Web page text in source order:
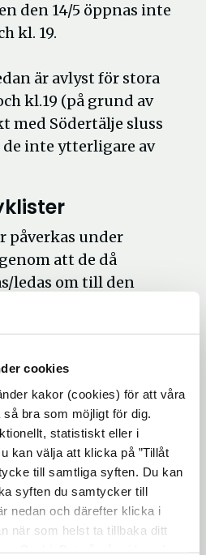
cookies
kakor (cookies) för att våra
bra som möjligt för dig.
statistiskt eller i
kan välja att klicka på ”Tillåt
till samtliga syften. Du kan
syften du samtycker till
nedan och därefter klicka i
när som helst ta tillbaka ditt
den 14/5 öppnas inte
kl. 19.
är avlyst för stora
kl.19 (på grund av
med Södertälje sluss
de inte ytterligare av
påverkas under
att de då
ledas om till den
vid
under arbetet,
i
nytt
fönster– 16 maj
22.00 och den 16 maj
norra brohalvan att